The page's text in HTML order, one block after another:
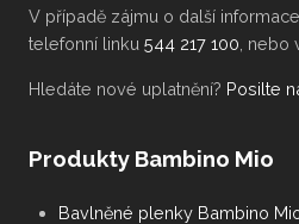
V případě zájmu o další
telefonní linku 544 217 100 ,
Hledáte nové uplatnění? Posilte
Produkty Bambino Mio
Bavlněné plenky Bambino